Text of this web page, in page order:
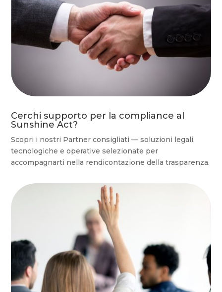
Cerchi supporto per la compliance al
Sunshine Act?
Scopri i nostri Partner consigliati — soluzioni legali,
tecnologiche e operative selezionate per
accompagnarti nella rendicontazione della trasparenza.